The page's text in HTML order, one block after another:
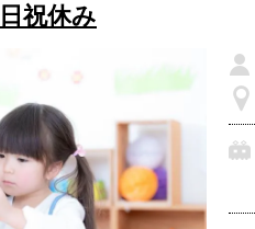
祝休み